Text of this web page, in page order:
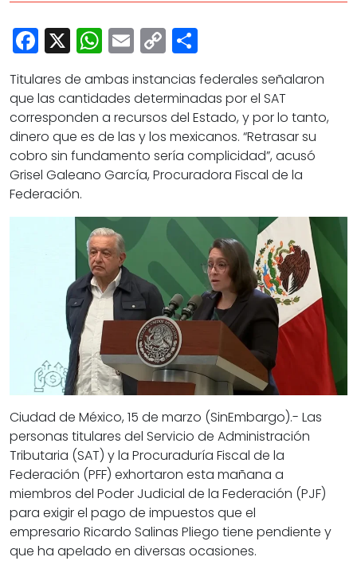
OpiniónFacebook
X WhatsApp
Email
Copy
Link
Titulares de ambas instancias federales señalaron
que las cantidades determinadas por el SAT
corresponden a recursos del Estado, y por lo tanto,
dinero que es de las y los mexicanos. “Retrasar su
cobro sin fundamento sería complicidad”, acusó
Grisel Galeano García, Procuradora Fiscal de la
Federación.
Ciudad de México, 15 de marzo (SinEmbargo).- Las
personas titulares del Servicio de Administración
Tributaria (SAT) y la Procuraduría Fiscal de la
Federación (PFF) exhortaron esta mañana a
miembros del Poder Judicial de la Federación (PJF)
para exigirel pago de impuestos que el
empresario Ricardo Salinas Pliego tiene pendiente y
que ha apelado en diversas ocasiones.